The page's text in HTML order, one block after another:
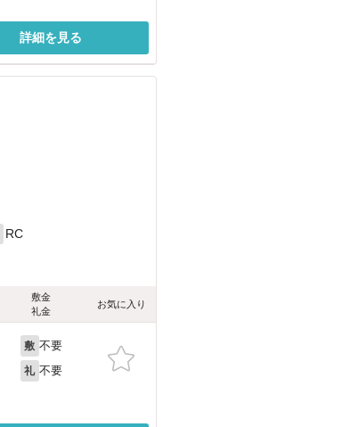
詳細を見る
RC
敷金
礼金
お気に入り
敷 不要
礼 不要